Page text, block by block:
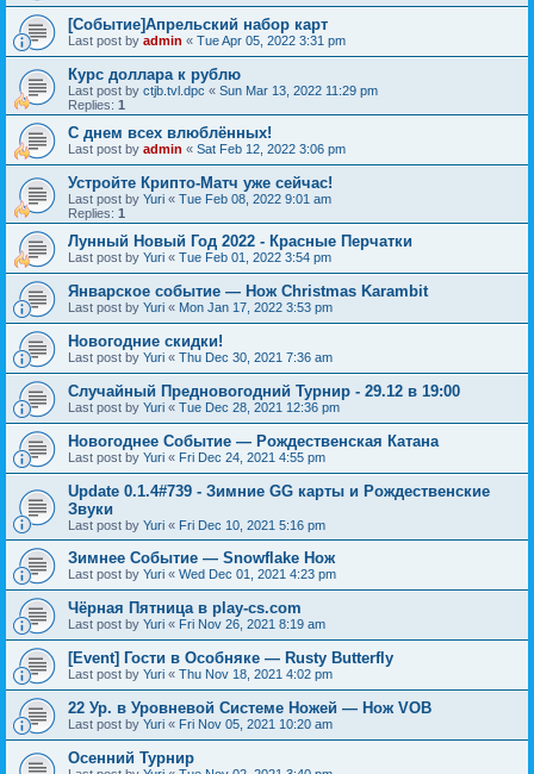
[Событие]Апрельский набор карт
Last post by admin « Tue Apr 05, 2022 3:31 pm
Курс доллара к рублю
Last post by ctjb.tvl.dpc « Sun Mar 13, 2022 11:29 pm
Replies: 1
С днем всех влюблённых!
Last post by admin « Sat Feb 12, 2022 3:06 pm
Устройте Крипто-Матч уже сейчас!
Last post by Yuri « Tue Feb 08, 2022 9:01 am
Replies: 1
Лунный Новый Год 2022 - Красные Перчатки
Last post by Yuri « Tue Feb 01, 2022 3:54 pm
Январское событие — Нож Christmas Karambit
Last post by Yuri « Mon Jan 17, 2022 3:53 pm
Новогодние скидки!
Last post by Yuri « Thu Dec 30, 2021 7:36 am
Случайный Предновогодний Турнир - 29.12 в 19:00
Last post by Yuri « Tue Dec 28, 2021 12:36 pm
Новогоднее Событие — Рождественская Катана
Last post by Yuri « Fri Dec 24, 2021 4:55 pm
Update 0.1.4#739 - Зимние GG карты и Рождественские
Звуки
Last post by Yuri « Fri Dec 10, 2021 5:16 pm
Зимнее Событие — Snowflake Нож
Last post by Yuri « Wed Dec 01, 2021 4:23 pm
Чёрная Пятница в play-cs.com
Last post by Yuri « Fri Nov 26, 2021 8:19 am
[Event] Гости в Особняке — Rusty Butterfly
Last post by Yuri « Thu Nov 18, 2021 4:02 pm
22 Ур. в Уровневой Системе Ножей — Нож VOB
Last post by Yuri « Fri Nov 05, 2021 10:20 am
Осенний Турнир